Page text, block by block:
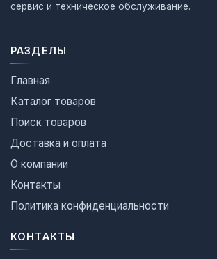
сервис и техническое обслуживание.
РАЗДЕЛЫ
Главная
Каталог товаров
Поиск товаров
Доставка и оплата
О компании
Контакты
Политика конфиденциальности
КОНТАКТЫ